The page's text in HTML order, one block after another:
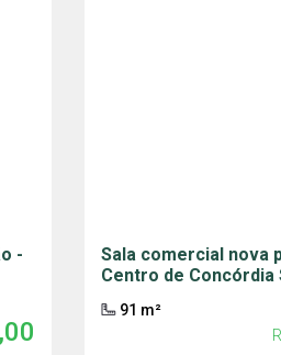
-
Sala comercial nova
Centro de Concórdia
91 m²